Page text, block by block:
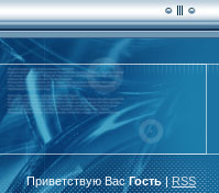
Приветствую ВасГость|RSS